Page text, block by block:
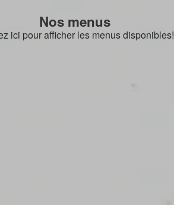
Nos menus
ici pour afficher les menus disponibles!